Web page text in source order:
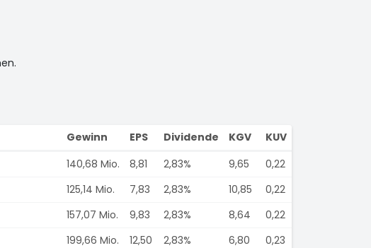
Gewinn EPS Dividende KGV
KUV
140,68 Mio. 8,81 2,83% 9,65
0,22
125,14 Mio. 7,83 2,83% 10,85
0,22
157,07 Mio. 9,83 2,83% 8,64
0,22
199,66 Mio. 12,50 2,83% 6,80
0,23